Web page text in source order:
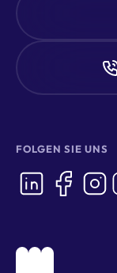
FOLGEN SIE UNS